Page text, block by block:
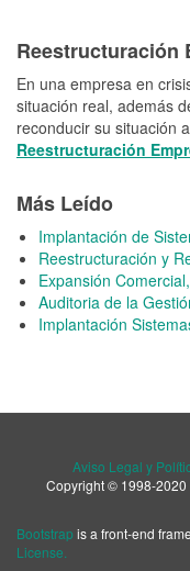
Reestructuración
En una empresa en
situación real, además
reconducir su situación
Reestructuración
Más Leído
Implantación de
Reestructuración y
Expansión
Auditoria de la
Implantación
Aviso Legal y
Copyright © 1998-2020
Bootstrap is a front-end
License.